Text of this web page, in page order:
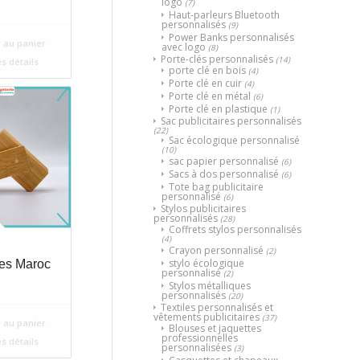
panier
détails
Maroc
panier
détails
Haut-parleurs Bluetooth
personnalisés (9)
Power Banks personnalisés
avec logo (8)
Porte-clés personnalisés (14)
porte clé en bois (4)
Porte clé en cuir (4)
Porte clé en métal (6)
Porte clé en plastique (1)
Sac publicitaires personnalisés
(22)
Sac écologique personnalisé
(10)
sac papier personnalisé (6)
Sacs à dos personnalisé (6)
Tote bag publicitaire
personnalisé (6)
Stylos publicitaires
personnalisés (28)
Coffrets stylos personnalisés
(4)
Crayon personnalisé (2)
stylo écologique
personnalisé (2)
Stylos métalliques
personnalisés (20)
Textiles personnalisés et
vêtements publicitaires (37)
Blouses et jaquettes
professionnelles
personnalisées (3)